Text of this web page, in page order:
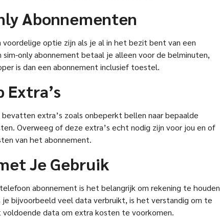
Abonnementen
voordelige optie zijn als je al in het bezit bent van een
only abonnement betaal je alleen voor de belminuten,
is dan een abonnement inclusief toestel.
Extra’s
extra’s zoals onbeperkt bellen naar bepaalde
Overweeg of deze extra’s echt nodig zijn voor jou en of
van het abonnement.
Je Gebruik
abonnement is het belangrijk om rekening te houden
bijvoorbeeld veel data verbruikt, is het verstandig om te
data om extra kosten te voorkomen.